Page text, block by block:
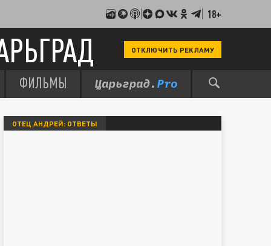
18+
ОТКЛЮЧИТЬ РЕКЛАМУ
ФИЛЬМЫ
ОТЕЦ АНДРЕЙ: ОТВЕТЫ